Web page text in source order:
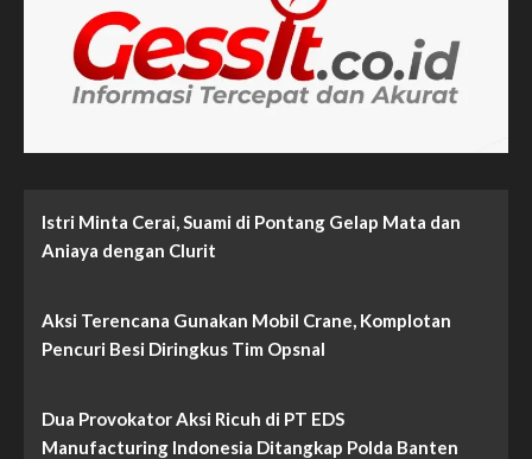
Admin
Penjualan
Ditangkap
Polisi
Istri Minta Cerai, Suami di Pontang Gelap Mata dan
Aniaya dengan Clurit
Aksi Terencana Gunakan Mobil Crane, Komplotan
Pencuri Besi Diringkus Tim Opsnal
Dua Provokator Aksi Ricuh di PT EDS
Manufacturing Indonesia Ditangkap Polda Banten